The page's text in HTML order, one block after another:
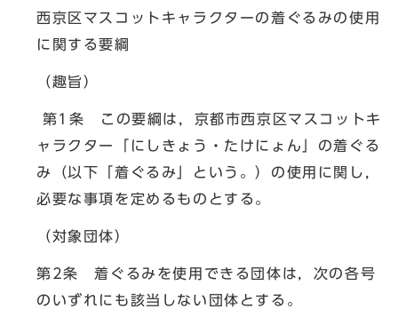
西京区マスコットキャラクターの着ぐるみの使用
に関する要綱
（趣旨）
第1条 この要綱は，京都市西京区マスコットキ
ャラクター「にしきょう・たけにょん」の着ぐる
み（以下「着ぐるみ」という。）の使用に関し，
必要な事項を定めるものとする。
（対象団体）
第2条 着ぐるみを使用できる団体は，次の各号
のいずれにも該当しない団体とする。